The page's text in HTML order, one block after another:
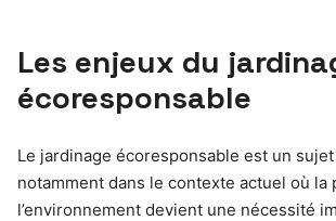
Les enjeux du
écoresponsable
Le jardinage écoresponsable est un
notamment dans le contexte actuel où la
l’environnement devient une nécessité